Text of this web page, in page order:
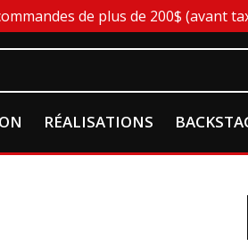
de plus de 200$ (avant
RÉALISATIONS